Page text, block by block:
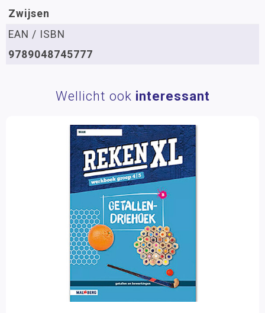
Zwijsen
EAN / ISBN
9789048745777
Wellicht ook interessant